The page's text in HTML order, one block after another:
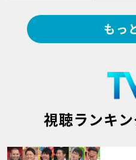
もっ
視聴ランキ